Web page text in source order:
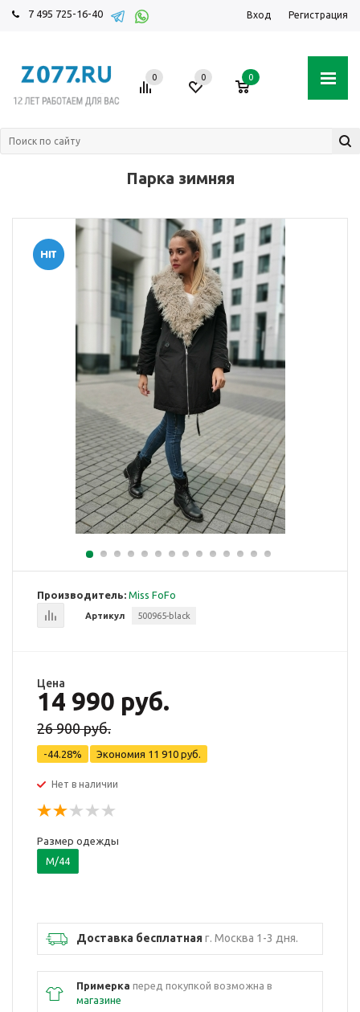
7 495 725-16-40 Вход Регистрация
0 0 0
Парка зимняя
Производитель: Miss FoFo
Артикул 500965-black
Цена
14 990 руб.
26 900 руб.
-44.28% Экономия 11 910 руб.
Нет в наличии
Размер одежды
M/44
Доставка бесплатнаяг. Москва 1-3 дня.
Примерка перед покупкой возможна в
магазине